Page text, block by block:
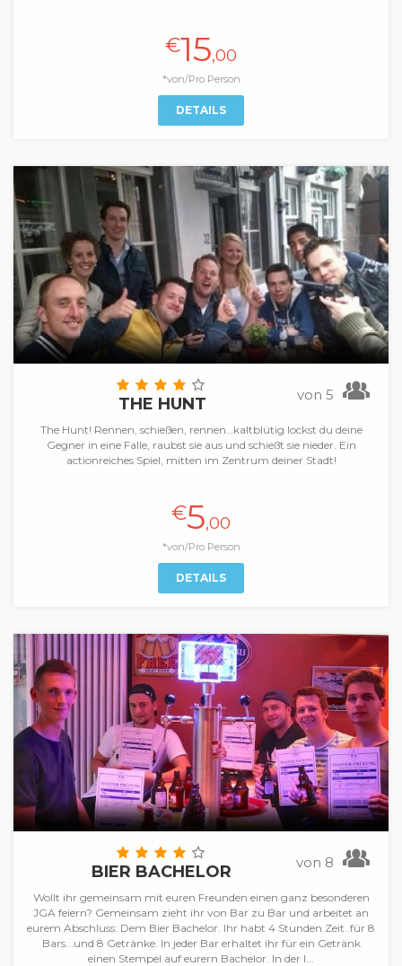
€15,00
*von/Pro Person
DETAILS
von 5
THE HUNT
The Hunt! Rennen, schießen, rennen…kaltblütig lockst du deine
Gegner in eine Falle, raubst sie aus und schießt sie nieder. Ein
actionreiches Spiel, mitten im Zentrum deiner Stadt!
€5,00
*von/Pro Person
DETAILS
von 8
BIER BACHELOR
Wollt ihr gemeinsam mit euren Freunden einen ganz besonderen
JGA feiern? Gemeinsam zieht ihr von Bar zu Bar und arbeitet an
eurem Abschluss: Dem Bier Bachelor. Ihr habt 4 Stunden Zeit..für 8
Bars...und 8 Getränke. In jeder Bar erhaltet ihr für ein Getränk
einen Stempel auf eurern Bachelor. In der l...